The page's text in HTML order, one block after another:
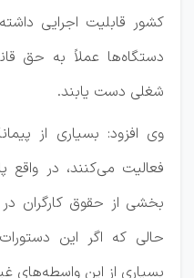
کشور قابلیت اجرایی
دستگاه‌ها عملاً به حق
شغلی دست یابند.
وی افزود: بسیاری از
فعالیت می‌کنند، در
بخشی از حقوق کارگران
حالی که اگر این
بسیاری از این واسطه‌های